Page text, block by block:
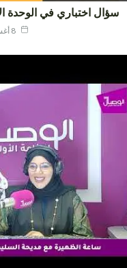
اختباري في الوحدة